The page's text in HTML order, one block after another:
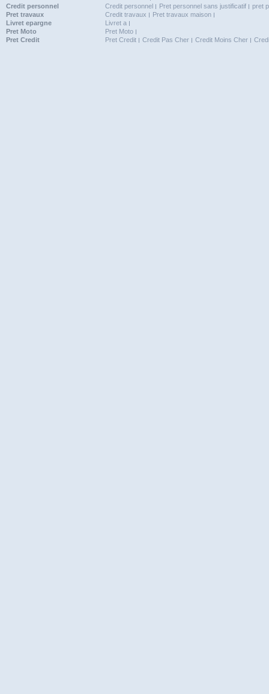
Credit personnel
Credit personnel Pret personnel sans justificatif
pret
Pret travaux
Credit travaux
Pret travaux maison
Livret epargne
Livret a
Pret Moto
Pret Moto
Pret Credit
Pret Credit Credit Pas Cher Credit Moins Cher